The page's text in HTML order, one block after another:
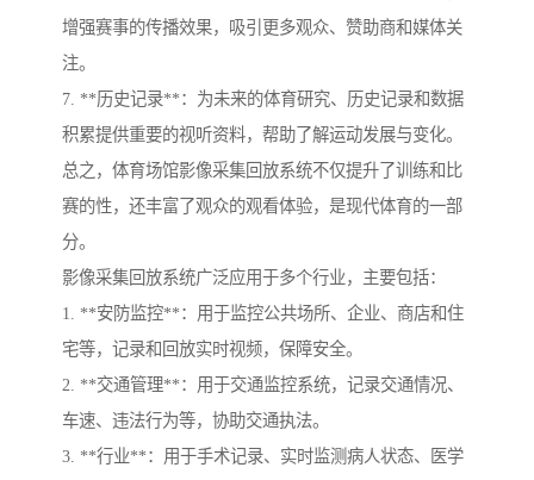
增强赛事的传播效果，吸引更多观众、赞助商和媒体关
注。
7. **历史记录**：为未来的体育研究、历史记录和数据
积累提供重要的视听资料，帮助了解运动发展与变化。
总之，体育场馆影像采集回放系统不仅提升了训练和比
赛的性，还丰富了观众的观看体验，是现代体育的一部
分。
影像采集回放系统广泛应用于多个行业，主要包括：
1. **安防监控**：用于监控公共场所、企业、商店和住
宅等，记录和回放实时视频，保障安全。
2. **交通管理**：用于交通监控系统，记录交通情况、
车速、违法行为等，协助交通执法。
3. **行业**：用于手术记录、实时监测病人状态、医学